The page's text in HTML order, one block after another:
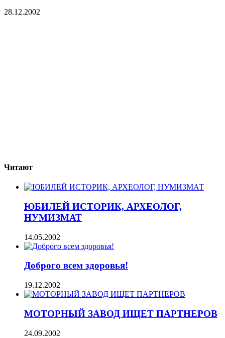
28.12.2002
Читают
ЮБИЛЕЙ ИСТОРИК, АРХЕОЛОГ,
НУМИЗМАТ
14.05.2002
Доброго всем здоровья!
19.12.2002
МОТОРНЫЙ ЗАВОД ИЩЕТ ПАРТНЕРОВ
24.09.2002